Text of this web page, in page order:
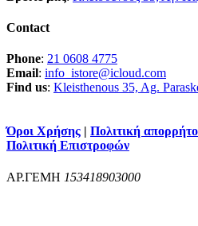
Contact
Phone: 21 0608 4775
Email: info_istore@icloud.com
Find us: Kleisthenous 35, Ag.
Όροι Χρήσης Πολιτική
Πολιτική Επιστροφών
ΑΡ.ΓΕΜΗ 153418903000